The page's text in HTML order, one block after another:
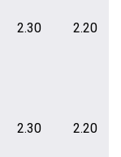
2.30 2.20
2.30 2.20